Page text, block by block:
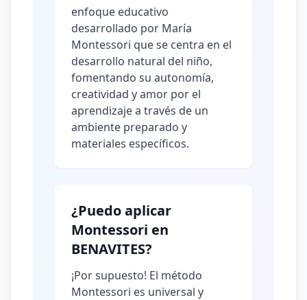
enfoque educativo
desarrollado por María
Montessori que se centra en el
desarrollo natural del niño,
fomentando su autonomía,
creatividad y amor por el
aprendizaje a través de un
ambiente preparado y
materiales específicos.
¿Puedo aplicar
Montessori en
BENAVITES?
¡Por supuesto! El método
Montessori es universal y